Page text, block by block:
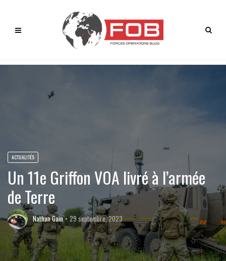
ACTUALITÉS
Un 11e Griffon VOA livré à l’armée
de Terre
Nathan Gain 29 septembre, 2023